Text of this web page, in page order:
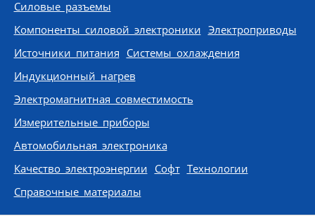
Skip to content
Силовые разъемы
Компоненты силовой электроники Электроприводы
Источники питания Системы охлаждения
Индукционный нагрев
Электромагнитная совместимость
Измерительные приборы
Автомобильная электроника
Качество электроэнергии Софт Технологии
Справочные материалы